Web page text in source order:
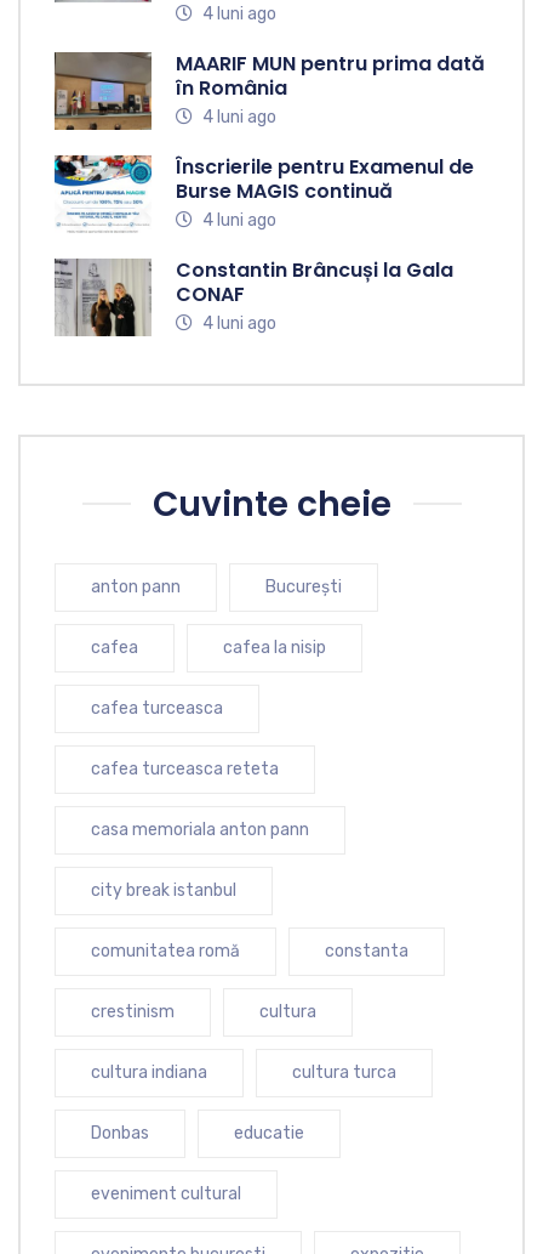
4 luni ago
MAARIF MUN pentru prima dată
în România
4 luni ago
Înscrierile pentru Examenul de
Burse MAGIS continuă
4 luni ago
Constantin Brâncuși la Gala
CONAF
4 luni ago
Cuvinte cheie
anton pann București
cafea cafea la nisip
cafea turceasca
cafea turceasca reteta
casa memoriala anton pann
city break istanbul
comunitatea romă constanta
crestinism cultura
cultura indiana cultura turca
Donbas educatie
eveniment cultural